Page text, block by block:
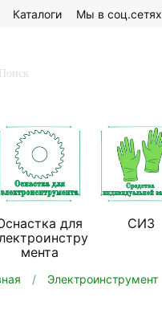
Каталоги Мы в соц.сетях
для
мента
СИЗ
Электроинструмент